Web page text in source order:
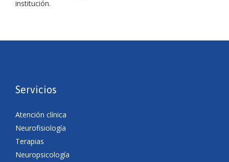
institución.
Servicios
Atención clínica
Neurofisiología
Terapias
Neuropsicología